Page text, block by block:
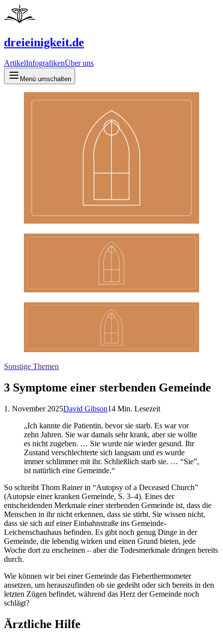
dreieinigkeit.de
ArtikelInfografikenÜber uns
Menü umschalten
Sonstige Themen
3 Symptome einer sterbenden Gemeinde
1. November 2025David Gibson14 Min. Lesezeit
„Ich kannte die Patientin, bevor sie starb. Es war vor
zehn Jahren. Sie war damals sehr krank, aber sie wollte
es nicht zugeben. … Sie wurde nie wieder gesund. Ihr
Zustand verschlechterte sich langsam und es wurde
immer schlimmer mit ihr. Schließlich starb sie. … “Sie”,
ist natürlich eine Gemeinde.“
So schreibt Thom Rainer in “Autopsy of a Deceased Church”
(Autopsie einer kranken Gemeinde, S. 3–4). Eines der
entscheidenden Merkmale einer sterbenden Gemeinde ist, dass die
Menschen in ihr nicht erkennen, dass sie stirbt. Sie wissen nicht,
dass sie sich auf einer Einbahnstraße ins Gemeinde-
Leichenschauhaus befinden. Es gibt noch genug Dinge in der
Gemeinde, die lebendig wirken und einen Grund bieten, jede
Woche dort zu erscheinen – aber die Todesmerkmale dringen bereits
durch.
Wie können wir bei einer Gemeinde das Fieberthermometer
ansetzen, um herauszufinden ob sie gedeiht oder sich bereits in den
letzten Zügen befindet, während das Herz der Gemeinde noch
schlägt?
Ärztliche Hilfe